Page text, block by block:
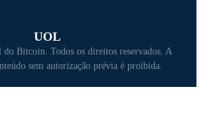
UOL
Bitcoin. Todos os direitos reservados. A
sem autorização prévia é proibida.